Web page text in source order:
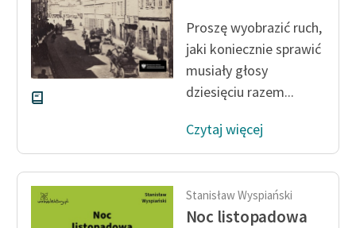
Proszę wyobrazić ruch,
jaki koniecznie sprawić
musiały głosy
dziesięciu razem...
Czytaj więcej
Stanisław Wyspiański
Noc listopadowa